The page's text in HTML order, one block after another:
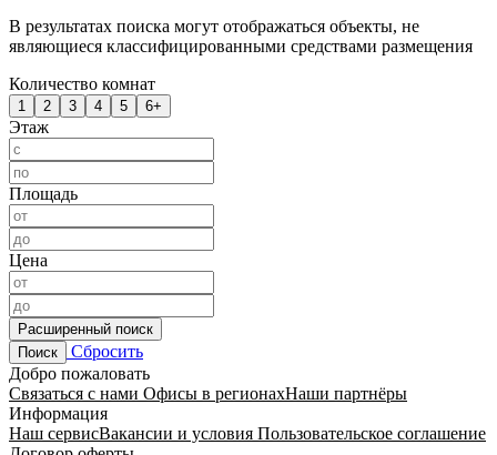
В результатах поиска могут отображаться объекты, не
являющиеся классифицированными средствами размещения
Количество комнат
1 2 3 4 5 6+
Этаж
Площадь
Цена
Расширенный поиск
Поиск
Сбросить
Добро пожаловать
Связаться с нами Офисы в регионахНаши партнёры
Информация
Наш сервисВакансии и условия Пользовательское соглашение